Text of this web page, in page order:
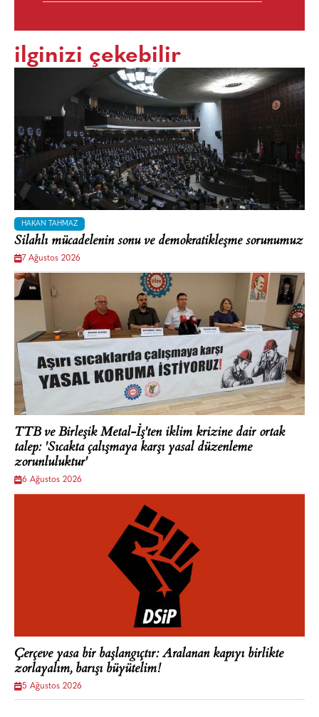
ilginizi çekebilir
HAKAN TAHMAZ
Silahlı mücadelenin sonu ve demokratikleşme sorunumuz
7 Ağustos 2026
TTB ve Birleşik Metal-İş'ten iklim krizine dair ortak
talep: 'Sıcakta çalışmaya karşı yasal düzenleme
zorunluluktur'
6 Ağustos 2026
Çerçeve yasa bir başlangıçtır: Aralanan kapıyı birlikte
zorlayalım, barışı büyütelim!
5 Ağustos 2026